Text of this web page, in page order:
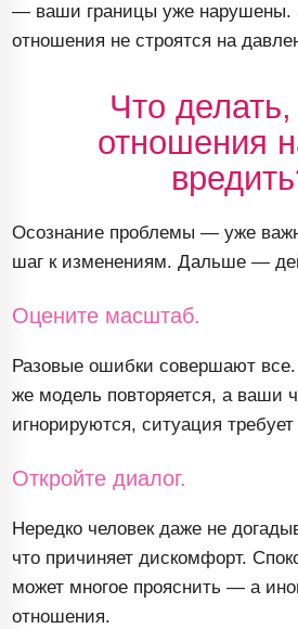
— ваши границы уже нарушены.
отношения не строятся на
Что
отношения
Осознание проблемы — уже
шаг к изменениям. Дальше —
Оцените масштаб.
Разовые ошибки совершают
же модель повторяется, а ваши
игнорируются, ситуация
Откройте диалог.
Нередко человек даже не
что причиняет дискомфорт.
может многое прояснить — а
отношения.